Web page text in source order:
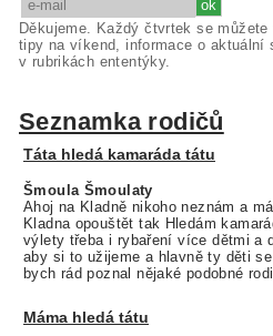
Děkujeme. Každý čtvrtek se
tipy na víkend, informace o aktuální
v rubrikách ententýky.
Seznamka rodičů
Táta hledá kamaráda tátu
Šmoula Šmoulaty
Ahoj na Kladně nikoho neznám a
Kladna opouštět tak Hledám
výlety třeba i rybaření více dětmi a
aby si to užijeme a hlavně ty děti
bych rád poznal nějaké podobné
Máma hledá tátu